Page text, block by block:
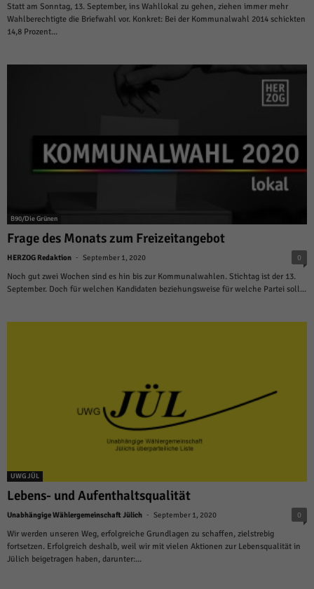
Statt am Sonntag, 13. September, ins Wahllokal zu gehen, ziehen immer mehr
Wahlberechtigte die Briefwahl vor. Konkret: Bei der Kommunalwahl 2014 schickten
14,8 Prozent...
B90/Die Grünen
Frage des Monats zum Freizeitangebot
HERZOG Redaktion - September 1, 2020 0
Noch gut zwei Wochen sind es hin bis zur Kommunalwahlen. Stichtag ist der 13.
September. Doch für welchen Kandidaten beziehungsweise für welche Partei soll...
UWG JÜL
Lebens- und Aufenthaltsqualität
Unabhängige Wählergemeinschaft Jülich - September 1, 2020 0
Wir werden unseren Weg, erfolgreiche Grundlagen zu schaffen, zielstrebig
fortsetzen. Erfolgreich deshalb, weil wir mit vielen Aktionen zur Lebensqualität in
Jülich beigetragen haben, darunter:...